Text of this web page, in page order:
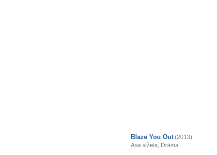
Blaze You Out (2013)
Asa sižeta, Drāma